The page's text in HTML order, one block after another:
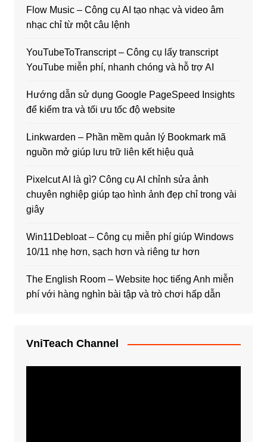
Flow Music – Công cụ AI tạo nhạc và video âm
nhạc chỉ từ một câu lệnh
YouTubeToTranscript – Công cụ lấy transcript
YouTube miễn phí, nhanh chóng và hỗ trợ AI
Hướng dẫn sử dụng Google PageSpeed Insights
để kiểm tra và tối ưu tốc độ website
Linkwarden – Phần mềm quản lý Bookmark mã
nguồn mở giúp lưu trữ liên kết hiệu quả
Pixelcut AI là gì? Công cụ AI chỉnh sửa ảnh
chuyên nghiệp giúp tạo hình ảnh đẹp chỉ trong vài
giây
Win11Debloat – Công cụ miễn phí giúp Windows
10/11 nhẹ hơn, sạch hơn và riêng tư hơn
The English Room – Website học tiếng Anh miễn
phí với hàng nghìn bài tập và trò chơi hấp dẫn
VniTeach Channel